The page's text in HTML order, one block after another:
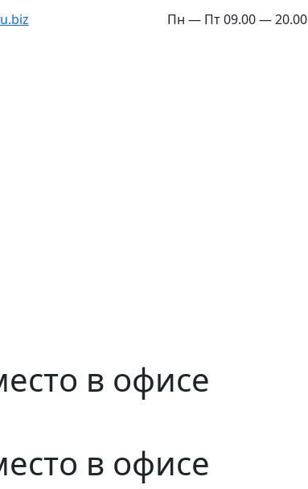
Пн — Пт 09.00 — 20.00
в офисе
в офисе